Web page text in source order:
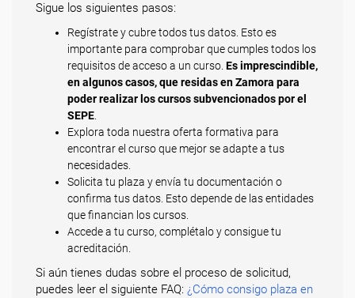
Sigue los siguientes pasos:
Regístrate y cubre todos tus datos. Esto es
importante para comprobar que cumples todos los
requisitos de acceso a un curso. Es imprescindible,
en algunos casos, que residas en Zamora para
poder realizar los cursos subvencionados por el
SEPE
Explora toda nuestra oferta formativa para
encontrar el curso que mejor se adapte a tus
necesidades.
Solicita tu plaza y envía tu documentación o
confirma tus datos. Esto depende de las entidades
que financian los cursos.
Accede a tu curso, complétalo y consigue tu
acreditación.
Si aún tienes dudas sobre el proceso de solicitud,
puedes leer el siguiente FAQ: ¿Cómo consigo plaza en